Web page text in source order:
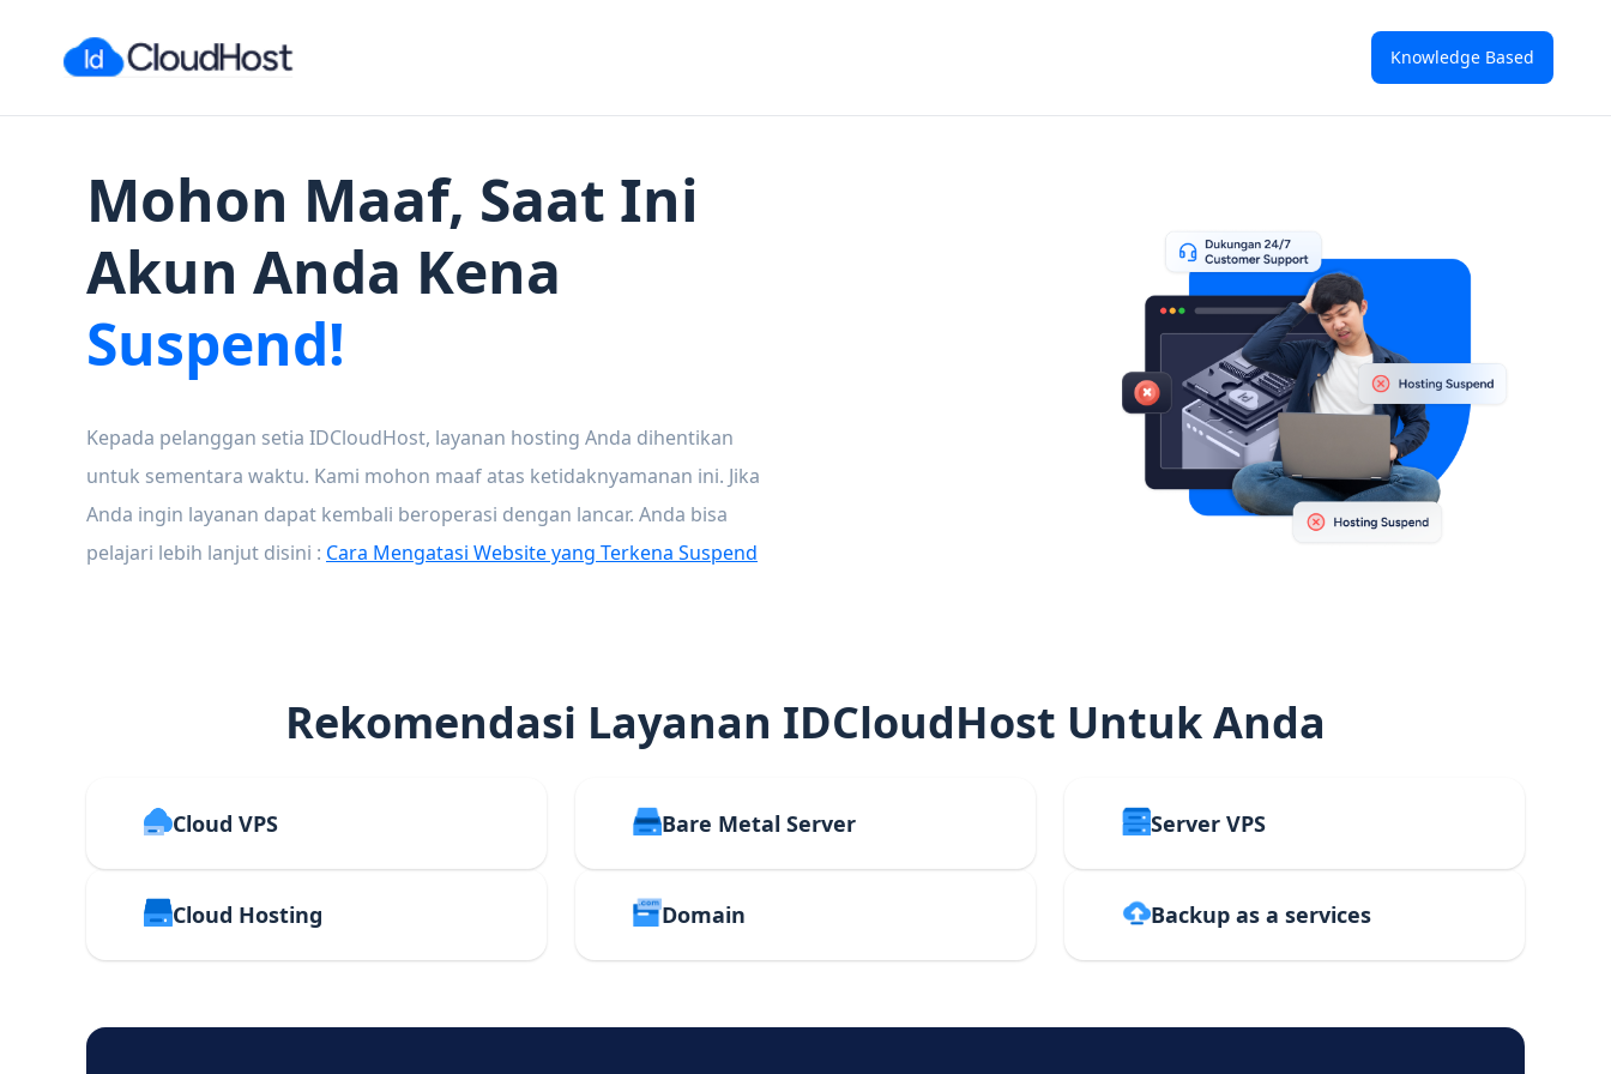
Knowledge Based
Mohon Maaf, Saat Ini
Akun Anda Kena
Suspend!
Kepada pelanggan setia IDCloudHost, layanan hosting Anda dihentikan
untuk sementara waktu. Kami mohon maaf atas ketidaknyamanan ini. Jika
Anda ingin layanan dapat kembali beroperasi dengan lancar. Anda bisa
pelajari lebih lanjut disini : Cara Mengatasi Website yang Terkena Suspend
Rekomendasi Layanan IDCloudHost Untuk Anda
Cloud VPS Bare Metal Server Server VPS
Cloud Hosting Domain Backup as a services